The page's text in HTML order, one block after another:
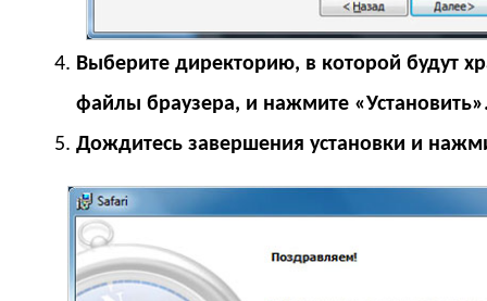
Выберите директорию, в которой будут
файлы браузера, и нажмите
Дождитесь завершения установки и